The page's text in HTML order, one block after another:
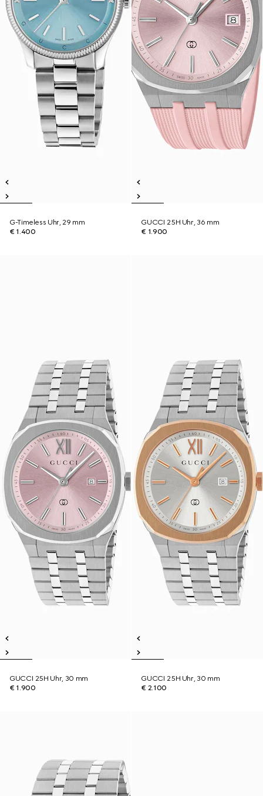
G-Timeless Uhr, 29 mm
€ 1.400
GUCCI 25H Uhr, 36 mm
€ 1.900
GUCCI 25H Uhr, 30 mm
€ 1.900
GUCCI 25H Uhr, 30 mm
€ 2.100